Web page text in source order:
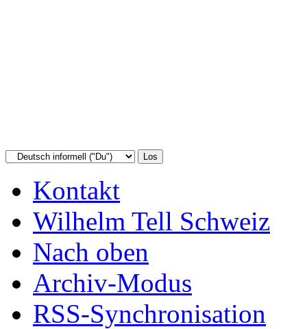
Kontakt
Wilhelm Tell Schweiz
Nach oben
Archiv-Modus
RSS-Synchronisation